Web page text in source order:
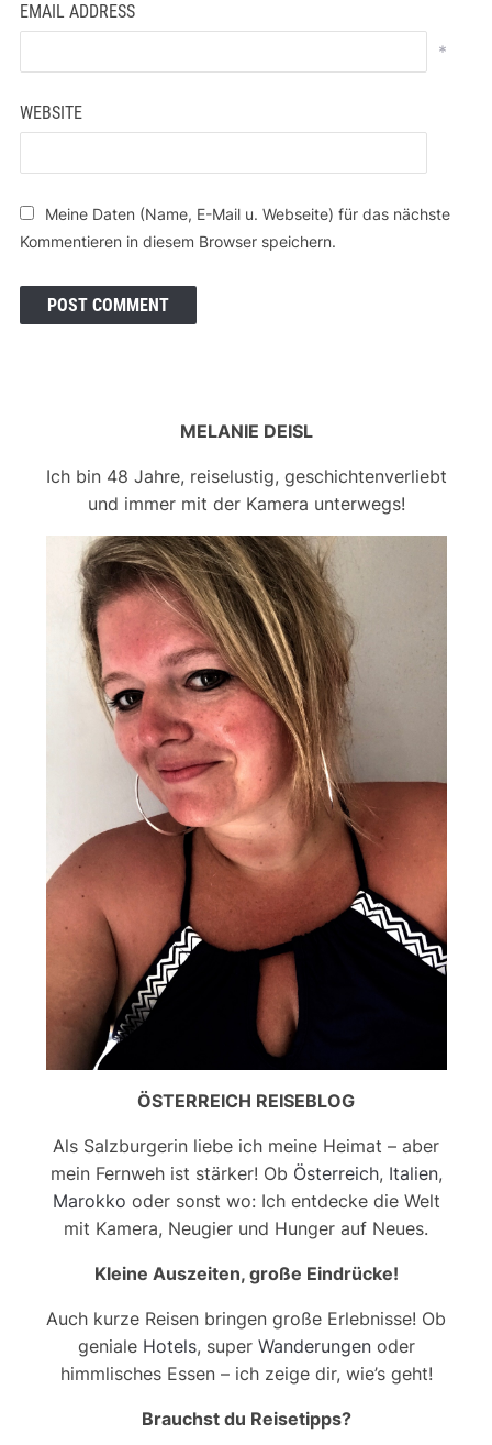
EMAIL ADDRESS
*
WEBSITE
Meine Daten (Name, E-Mail u. Webseite) für das nächste
Kommentieren in diesem Browser speichern.
MELANIE DEISL
Ich bin 48 Jahre, reiselustig, geschichtenverliebt
und immer mit der Kamera unterwegs!
ÖSTERREICH REISEBLOG
Als Salzburgerin liebe ich meine Heimat – aber
mein Fernweh ist stärker! Ob Österreich, Italien,
Marokko oder sonst wo: Ich entdecke die Welt
mit Kamera, Neugier und Hunger auf Neues.
Kleine Auszeiten, große Eindrücke!
Auch kurze Reisen bringen große Erlebnisse! Ob
geniale Hotels, super Wanderungenoder
himmlisches Essen – ich zeige dir, wie’s geht!
Brauchst du Reisetipps?